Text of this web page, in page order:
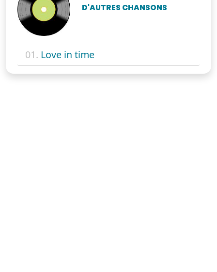
D'AUTRES CHANSONS
01. Love in time